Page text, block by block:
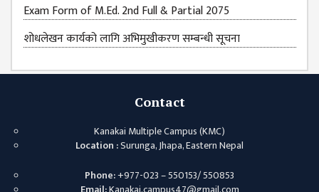
Exam Form of M.Ed. 2nd Full & Partial 2075
शोधलेखन कार्यको लागि अभिमुखीकरण सम्बन्धी सूचना
Contact
Kanakai Multiple Campus (KMC)
Location :Surunga, Jhapa, Eastern Nepal
Phone:+977-023 – 550153/ 550853